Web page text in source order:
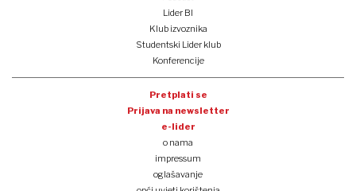
Lider BI
Klub izvoznika
Studentski Lider klub
Konferencije
Pretplati se
Prijava na newsletter
e-lider
o nama
impressum
oglašavanje